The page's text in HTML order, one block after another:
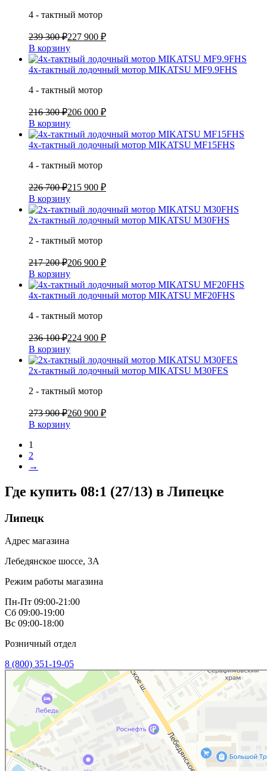
4 - тактный мотор
239 300 ₽227 900 ₽
В корзину
4х-тактный лодочный мотор MIKATSU MF9.9FHS
4 - тактный мотор
216 300 ₽206 000 ₽
В корзину
4х-тактный лодочный мотор MIKATSU MF15FHS
4 - тактный мотор
226 700 ₽215 900 ₽
В корзину
2х-тактный лодочный мотор MIKATSU M30FHS
2 - тактный мотор
217 200 ₽206 900 ₽
В корзину
4х-тактный лодочный мотор MIKATSU MF20FHS
4 - тактный мотор
236 100 ₽224 900 ₽
В корзину
2х-тактный лодочный мотор MIKATSU M30FES
2 - тактный мотор
273 900 ₽260 900 ₽
В корзину
1
2
→
Где купить 08:1 (27/13) в Липецке
Липецк
Адрес магазина
Лебедянское шоссе, 3А
Режим работы магазина
Пн-Пт 09:00-21:00
Сб 09:00-19:00
Вс 09:00-18:00
Розничный отдел
8 (800) 351-19-05